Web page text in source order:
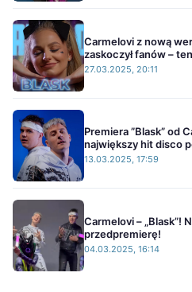
Carmelovi z nową
zaskoczył fanów –
27.03.2025, 20:11
Premiera ”Blask” od
największy hit disco
13.03.2025, 17:59
Carmelovi – „Blask”!
przedpremierę!
04.03.2025, 16:14